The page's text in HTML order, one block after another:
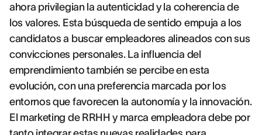
ahora privilegian la autenticidad y la coherencia de
los valores. Esta búsqueda de sentido empuja a los
candidatos a buscar empleadores alineados con sus
convicciones personales. La influencia del
emprendimiento también se percibe en esta
evolución, con una preferencia marcada por los
entornos que favorecen la autonomía y la innovación.
El marketing de RRHH y marca empleadora debe por